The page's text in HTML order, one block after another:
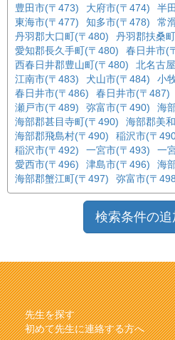
豊田市(〒473)
大府市(〒474) 半
東海市(〒477)
知多市(〒478)
常
丹羽郡大口町(〒480)
丹羽郡扶桑
愛知郡長久手町(〒480)
春日井市(
西春日井郡豊山町(〒480)
北名古
江南市(〒483)
犬山市(〒484)
小
春日井市(〒486)
春日井市(〒487)
瀬戸市(〒489)
弥富市(〒490)
海
海部郡甚目寺町(〒490)
海部郡美
海部郡飛島村(〒490)
稲沢市(〒
稲沢市(〒492)
一宮市(〒493) 一
愛西市(〒496)
津島市(〒496)
海
海部郡蟹江町(〒497)
弥富市(〒
検索条件の
先生を探す
初めて先生に連絡する方へ